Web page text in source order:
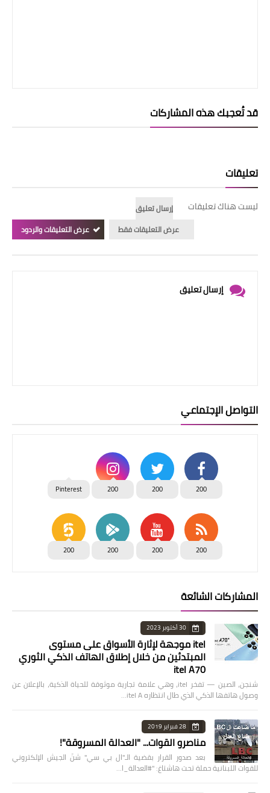
قد تُعجبك هذه المشاركات
تعليقات
ليست هناك تعليقات
إرسال تعليق
عرض التعليقات فقط
عرض التعليقات والردود
إرسال تعليق
التواصل الإجتماعي
200
200
200
Pinterest
200
200
200
200
المشاركات الشائعة
30 أكتوبر 2023
itel موجهة لإثارة الأسواق على مستوى
المبتدئين من خلال إطلاق الهاتف الذكي الثوري
itel A70
شنجن، الصين — تفخر itel، وهي علامة تجارية موثوقة للحياة الذكية، بالإعلان عن
وصول هاتفها الذكي الذي طال انتظاره itel A…
28 فبراير 2019
مناصرو القوات... "العدالة المسروقة"!
بعد صدور القرار بقضية الـ"ال بي سي" شنّ الجيش الإلكتروني
للقوات اللبنانية حملة تحت هاشتاغ: "#العدالة_ا…